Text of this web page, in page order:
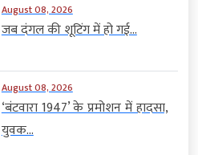
August 08, 2026
जब दंगल की शूटिंग में हो गई...
August 08, 2026
‘बंटवारा 1947’ के प्रमोशन में हादसा,
युवक...